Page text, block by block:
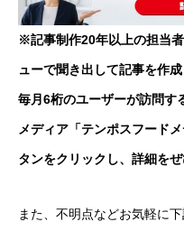
※記事制作20年以上の担当
ューで聞き出して記事を作
毎月6桁のユーザーが訪問す
メディア「テンポスフード
タンをクリックし、詳細を
また、不明点などお気軽に